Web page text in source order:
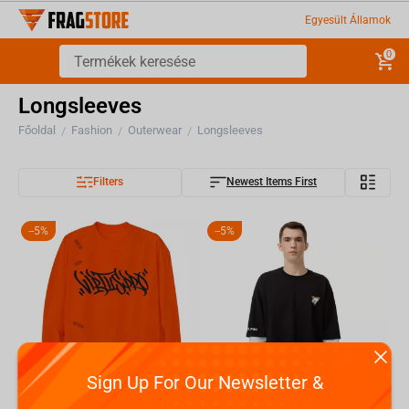
Egyesült Államok
0
Longsleeves
Főoldal / Fashion / Outerwear / Longsleeves
Filters Newest Items First
- 5% - 5%
Sign Up For Our Newsletter &